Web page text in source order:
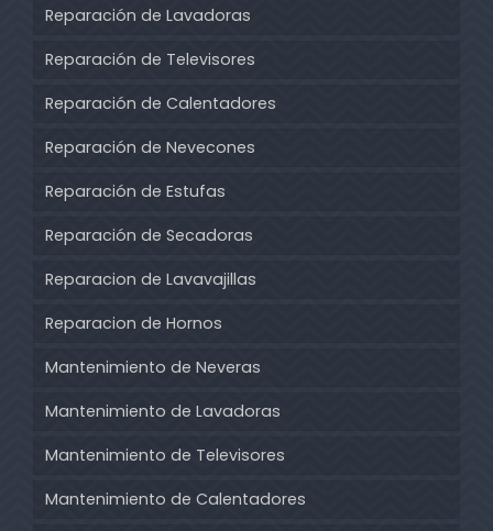
Reparación de Lavadoras
Reparación de Televisores
Reparación de Calentadores
Reparación de Nevecones
Reparación de Estufas
Reparación de Secadoras
Reparacion de Lavavajillas
Reparacion de Hornos
Mantenimiento de Neveras
Mantenimiento de Lavadoras
Mantenimiento de Televisores
Mantenimiento de Calentadores